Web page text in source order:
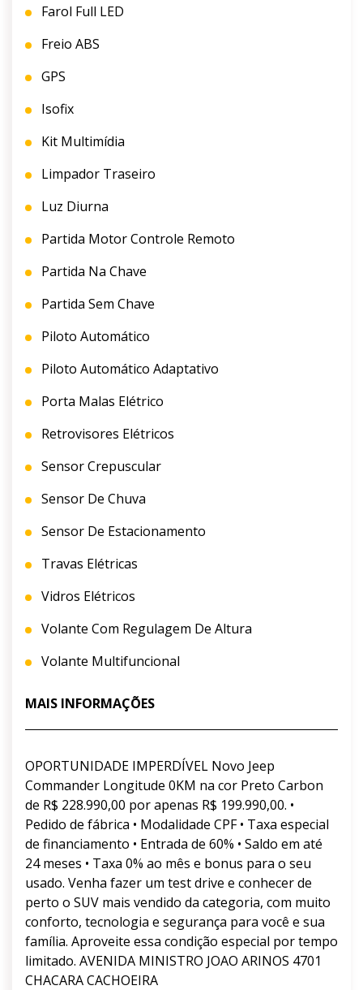
Farol Full LED
Freio ABS
GPS
Isofix
Kit Multimídia
Limpador Traseiro
Luz Diurna
Partida Motor Controle Remoto
Partida Na Chave
Partida Sem Chave
Piloto Automático
Piloto Automático Adaptativo
Porta Malas Elétrico
Retrovisores Elétricos
Sensor Crepuscular
Sensor De Chuva
Sensor De Estacionamento
Travas Elétricas
Vidros Elétricos
Volante Com Regulagem De Altura
Volante Multifuncional
MAIS INFORMAÇÕES
OPORTUNIDADE IMPERDÍVEL Novo Jeep
Commander Longitude 0KM na cor Preto Carbon
de R$ 228.990,00 por apenas R$ 199.990,00. •
Pedido de fábrica • Modalidade CPF • Taxa especial
de financiamento • Entrada de 60% • Saldo em até
24 meses • Taxa 0% ao mês e bonus para o seu
usado. Venha fazer um test drive e conhecer de
perto o SUV mais vendido da categoria, com muito
conforto, tecnologia e segurança para você e sua
família. Aproveite essa condição especial por tempo
limitado. AVENIDA MINISTRO JOAO ARINOS 4701
CHACARA CACHOEIRA